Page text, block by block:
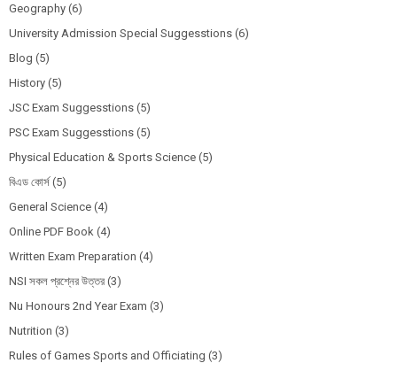
Geography (6)
University Admission Special Suggesstions (6)
Blog (5)
History (5)
JSC Exam Suggesstions (5)
PSC Exam Suggesstions (5)
Physical Education & Sports Science (5)
বিএড কোর্স (5)
General Science (4)
Online PDF Book (4)
Written Exam Preparation (4)
NSI সকল প্রশ্নের উত্তর (3)
Nu Honours 2nd Year Exam (3)
Nutrition (3)
Rules of Games Sports and Officiating (3)